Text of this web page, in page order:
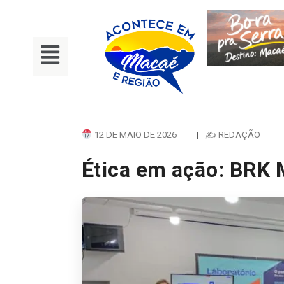
12 DE MAIO DE 2026 | ✍ REDAÇÃO
Ética em ação: BRK